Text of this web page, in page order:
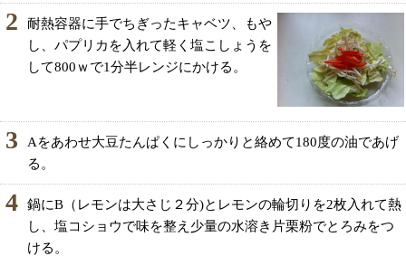
2
耐熱容器に手でちぎったキャベツ、もや
し、パプリカを入れて軽く塩こしょうを
して800ｗで1分半レンジにかける。
3
Aをあわせ大豆たんぱくにしっかりと絡めて180度の油であげ
る。
4
鍋にB（レモンは大さじ２分)とレモンの輪切りを2枚入れて熱
し、塩コショウで味を整え少量の水溶き片栗粉でとろみをつ
ける。